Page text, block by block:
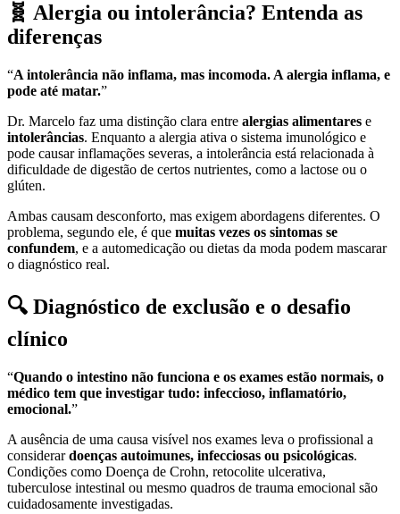
🧬 Alergia ou intolerância? Entenda as
diferenças
“A intolerância não inflama, mas incomoda. A alergia inflama, e
pode até matar.”
Dr. Marcelo faz uma distinção clara entre alergias alimentares e
intolerâncias. Enquanto a alergia ativa o sistema imunológico e
pode causar inflamações severas, a intolerância está relacionada à
dificuldade de digestão de certos nutrientes, como a lactose ou o
glúten.
Ambas causam desconforto, mas exigem abordagens diferentes. O
problema, segundo ele, é que muitas vezes os sintomas se
confundem, e a automedicação ou dietas da moda podem mascarar
o diagnóstico real.
🔍 Diagnóstico de exclusão e o desafio
clínico
“Quando o intestino não funciona e os exames estão normais, o
médico tem que investigar tudo: infeccioso, inflamatório,
emocional.”
A ausência de uma causa visível nos exames leva o profissional a
considerardoenças autoimunes, infecciosas ou psicológicas.
Condições como Doença de Crohn, retocolite ulcerativa,
tuberculose intestinal ou mesmo quadros de trauma emocional são
cuidadosamente investigadas.